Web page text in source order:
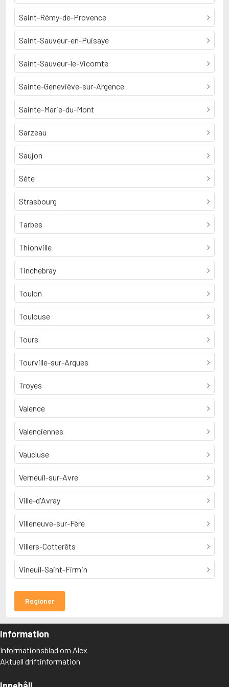
Saint-Rémy-de-Provence
Saint-Sauveur-en-Puisaye
Saint-Sauveur-le-Vicomte
Sainte-Geneviève-sur-Argence
Sainte-Marie-du-Mont
Sarzeau
Saujon
Sète
Strasbourg
Tarbes
Thionville
Tinchebray
Toulon
Toulouse
Tours
Tourville-sur-Arques
Troyes
Valence
Valenciennes
Vaucluse
Verneuil-sur-Avre
Ville-d'Avray
Villeneuve-sur-Fère
Villers-Cotterêts
Vineuil-Saint-Firmin
Regioner
Information
Informationsblad om Alex
Aktuell driftinformation